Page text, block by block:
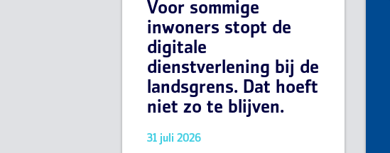
Voor sommige
inwoners stopt de
digitale
dienstverlening bij de
landsgrens. Dat hoeft
niet zo te blijven.
31 juli 2026